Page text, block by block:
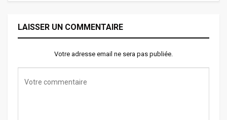
LAISSER UN COMMENTAIRE
Votre adresse email ne sera pas publiée.